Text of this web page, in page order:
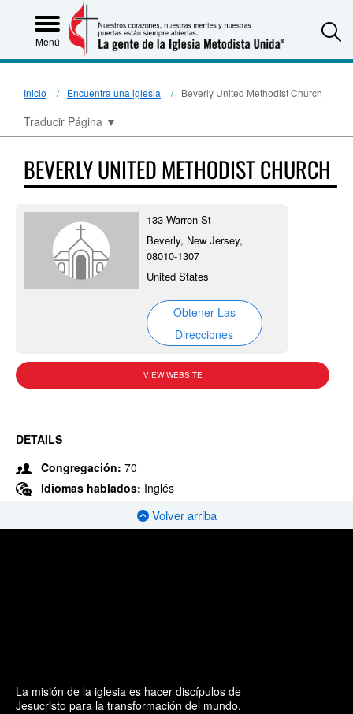
Menú
Inicio Encuentra una iglesia Beverly United Methodist Church
Traducir Página ▼
BEVERLY UNITED METHODIST CHURCH
133 Warren St
Beverly, New Jersey,
08010-1307
United States
Obtener Las
Direcciones
VIEW WEBSITE
DETAILS
Congregación: 70
Idiomas hablados: Inglés
Volver arriba
La misión de la iglesia es hacer discípulos de
Jesucristo para la transformación del mundo.